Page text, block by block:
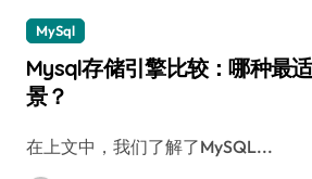
MySql
Mysql存储引擎比较：哪种最
景？
在上文中，我们了解了MySQL...